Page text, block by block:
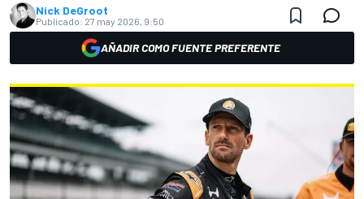
Nick DeGroot
Publicado: 27 may 2026, 9:50
AÑADIR COMO FUENTE PREFERENTE